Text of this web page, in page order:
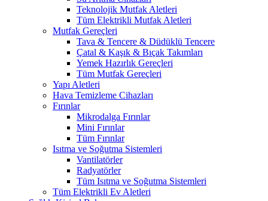
Teknolojik Mutfak Aletleri
Tüm Elektrikli Mutfak Aletleri
Mutfak Gereçleri
Tava & Tencere & Düdüklü Tencere
Çatal & Kaşık & Bıçak Takımları
Yemek Hazırlık Gereçleri
Tüm Mutfak Gereçleri
Yapı Aletleri
Hava Temizleme Cihazları
Fırınlar
Mikrodalga Fırınlar
Mini Fırınlar
Tüm Fırınlar
Isıtma ve Soğutma Sistemleri
Vantilatörler
Radyatörler
Tüm Isıtma ve Soğutma Sistemleri
Tüm Elektrikli Ev Aletleri